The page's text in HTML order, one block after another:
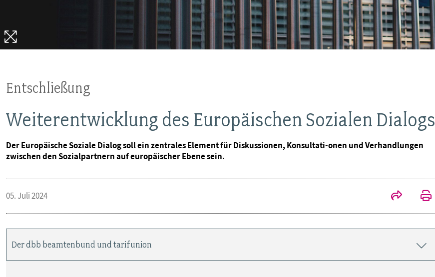
Landesjugendbünde
VERANSTALTUNGEN UND SEMINARE
Ideencampus
Parlamentarisches Sommerfest
MITGLIEDSCHAFT & SERVICE
Akademie
Verlag
Entschließung
Weiterentwicklung des Europäischen Sozialen Dialogs
Der Europäische Soziale Dialog soll ein zentrales Element für Diskussionen, Konsultati-onen und Verhandlungen
zwischen den Sozialpartnern auf europäischer Ebene sein.
05. Juli 2024
Der dbb beamtenbund und tarifunion